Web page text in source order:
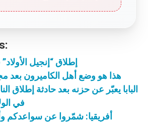
إطلاق “إنجيل
هذا هو وضع أهل الكاميرون بعد
البابا يعبّر عن حزنه بعد حادثة إطلاق
في
أفريقيا: شمّروا عن سواعدكم